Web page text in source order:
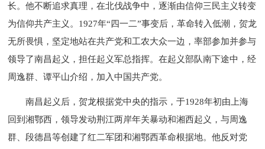
长。他不断追求真理，在北伐战争中，逐渐由信仰三民主义转变
为信仰共产主义。1927年“四一二”事变后，革命转入低潮，贺龙
无所畏惧，坚定地站在共产党和工农大众一边，率部参加并参与
领导了南昌起义，担任起义军总指挥。在起义部队南下途中，经
周逸群、谭平山介绍，加入中国共产党。
南昌起义后，贺龙根据党中央的指示，于1928年初由上海
回到湘鄂西，领导发动荆江两岸年关暴动和湘西起义，与周逸
群、段德昌等创建了红二军团和湘鄂西革命根据地。他反对党